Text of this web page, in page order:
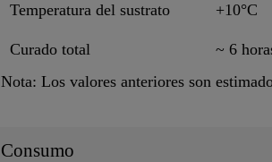
Temperatura del sustrato +10°C
Curado total ~ 6
Nota: Los valores anteriores son
Consumo